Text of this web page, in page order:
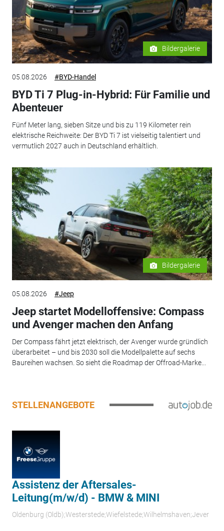
Bildergalerie
05.08.2026 #BYD-Handel
BYD Ti 7 Plug-in-Hybrid: Für Familie und
Abenteuer
Fünf Meter lang, sieben Sitze und bis zu 119 Kilometer rein
elektrische Reichweite: Der BYD Ti 7 ist vielseitig talentiert und
vermutlich 2027 auch in Deutschland erhältlich.
Bildergalerie
05.08.2026 #Jeep
Jeep startet Modelloffensive: Compass
und Avenger machen den Anfang
Der Compass fährt jetzt elektrisch, der Avenger wurde gründlich
überarbeitet – und bis 2030 soll die Modellpalette auf sechs
Baureihen wachsen. So sieht die Roadmap der Offroad-Marke...
STELLENANGEBOTE
Assistenz der Aftersales-
Leitung(m/w/d) - BMW & MINI
Oldenburg (Oldb);Westerstede;Wiefelstede;Wilhelmshaven;Jever